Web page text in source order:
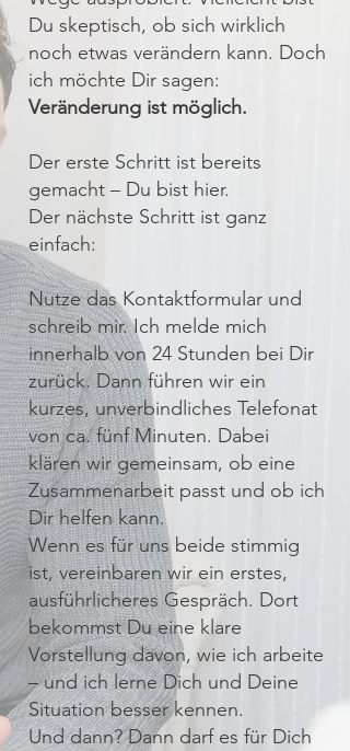
Du skeptisch, ob sich wirklich
noch etwas verändern kann. Doch
ich möchte Dir sagen:
Veränderung ist möglich.
Der erste Schritt ist bereits
gemacht – Du bist hier.
Der nächste Schritt ist ganz
einfach:
Nutze das Kontaktformular und
schreib mir. Ich melde mich
innerhalb von 24 Stunden bei Dir
zurück. Dann führen wir ein
kurzes, unverbindliches Telefonat
von ca. fünf Minuten. Dabei
klären wir gemeinsam, ob eine
Zusammenarbeit passt und ob ich
Dir helfen kann.
Wenn es für uns beide stimmig
ist, vereinbaren wir ein erstes,
ausführlicheres Gespräch. Dort
bekommst Du eine klare
Vorstellung davon, wie ich arbeite
– und ich lerne Dich und Deine
Situation besser kennen.
Und dann? Dann darf es für Dich